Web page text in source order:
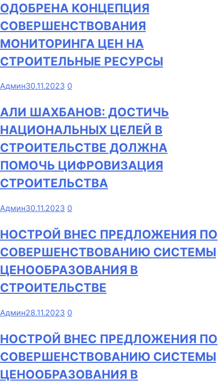
ОДОБРЕНА КОНЦЕПЦИЯ
СОВЕРШЕНСТВОВАНИЯ
МОНИТОРИНГА ЦЕН НА
СТРОИТЕЛЬНЫЕ РЕСУРСЫ
Админ30.11.2023 0
АЛИ ШАХБАНОВ: ДОСТИЧЬ
НАЦИОНАЛЬНЫХ ЦЕЛЕЙ В
СТРОИТЕЛЬСТВЕ ДОЛЖНА
ПОМОЧЬ ЦИФРОВИЗАЦИЯ
СТРОИТЕЛЬСТВА
Админ30.11.2023 0
НОСТРОЙ ВНЕС ПРЕДЛОЖЕНИЯ ПО
СОВЕРШЕНСТВОВАНИЮ СИСТЕМЫ
ЦЕНООБРАЗОВАНИЯ В
СТРОИТЕЛЬСТВЕ
Админ28.11.2023 0
НОСТРОЙ ВНЕС ПРЕДЛОЖЕНИЯ ПО
СОВЕРШЕНСТВОВАНИЮ СИСТЕМЫ
ЦЕНООБРАЗОВАНИЯ В